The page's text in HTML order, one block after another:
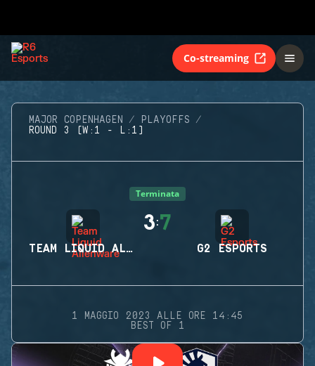
Co-streaming
MAJOR COPENHAGEN
PLAYOFFS
ROUND 3 (W:1 - L:1)
Terminata
TEAM LIQUID ALIENWARE
3:7
G2 ESPORTS
1 MAGGIO 2023 ALLE ORE 14:45
BEST OF 1